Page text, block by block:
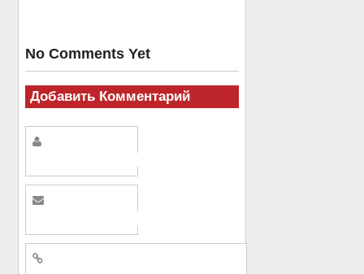
No Comments Yet
Добавить Комментарий